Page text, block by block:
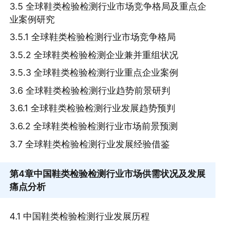
3.5 全球鞋类检验检测行业市场竞争格局及重点企
业案例研究
3.5.1 全球鞋类检验检测行业市场竞争格局
3.5.2 全球鞋类检验检测企业兼并重组状况
3.5.3 全球鞋类检验检测行业重点企业案例
3.6 全球鞋类检验检测行业趋势前景研判
3.6.1 全球鞋类检验检测行业发展趋势预判
3.6.2 全球鞋类检验检测行业市场前景预测
3.7 全球鞋类检验检测行业发展经验借鉴
第4章中国鞋类检验检测行业市场供需状况及发展
痛点分析
4.1 中国鞋类检验检测行业发展历程